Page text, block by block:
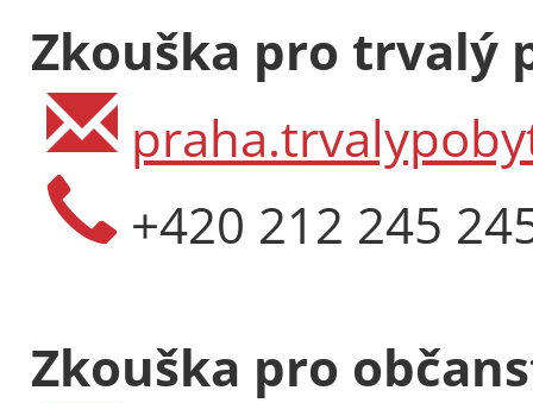
Zkouška pro trvalý
+420 212 245
Zkouška pro